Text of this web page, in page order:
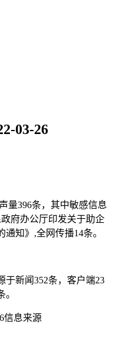
03-26
量396条，其中敏感信息
府办公厅印发关于助企
知》,全网传播14条。
于新闻352条，客户端23